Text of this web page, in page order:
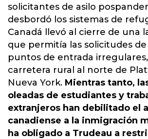
solicitantes de asilo
desbordó los sistemas de
Canadá llevó al cierre de una
que permitía las solicitudes
puntos de entrada
carretera rural al norte de
Nueva York. Mientras tanto,
oleadas de estudiantes y
extranjeros han debilitado el
canadiense a la inmigración
ha obligado a Trudeau a